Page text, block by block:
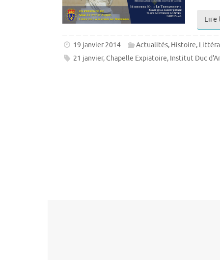
Lire
19 janvier 2014 Actualités, Histoire,
21 janvier,Chapelle Expiatoire, Institut Duc